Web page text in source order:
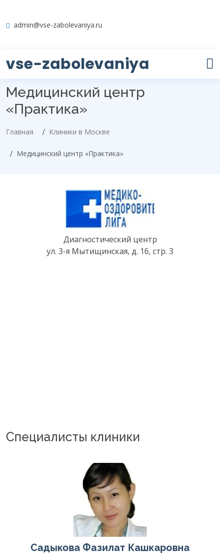
admin@vse-zabolevaniya.ru
vse-zabolevaniya
Медицинский центр
«Практика»
Главная Клиники в Москве
Медицинский центр «Практика»
Диагностический центр
ул. 3-я Мытищинская, д. 16, стр. 3
Специалисты клиники
Садыкова Фазилат Кашкаровна